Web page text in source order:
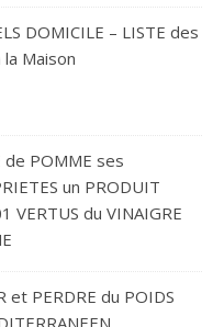
DOMICILE – LISTE des
Maison
de POMME ses
un PRODUIT
VERTUS du VINAIGRE
et PERDRE du POIDS